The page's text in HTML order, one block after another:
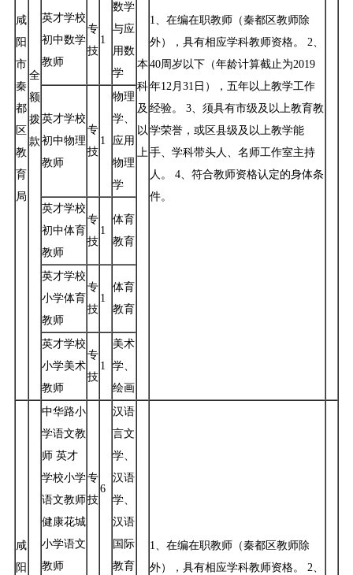
咸
阳
市
秦
都
区
教
育
局
全
额
拨
款
本
科
及
以
上
1、在编在职教师（秦都区教师除
外），具有相应学科教师资格。 2、
40周岁以下（年龄计算截止为2019
年12月31日），五年以上教学工作
经验。 3、须具有市级及以上教育教
学荣誉，或区县级及以上教学能
手、学科带头人、名师工作室主持
人。 4、符合教师资格认定的身体条
件。
英才学校
初中数学
教师
专
技
1
数学
与应
用数
学
英才学校
初中物理
教师
专
技
1
物理
学、
应用
物理
学
英才学校
初中体育
教师
专
技
1
体育
教育
英才学校
小学体育
教师
专
技
1
体育
教育
英才学校
小学美术
教师
专
技
1
美术
学、
绘画
咸
阳
中华路小
学语文教
师 英才
学校小学
语文教师
健康花城
小学语文
教师
专
技
6
汉语
言文
学、
汉语
学、
汉语
国际
教育
1、在编在职教师（秦都区教师除
外），具有相应学科教师资格。 2、